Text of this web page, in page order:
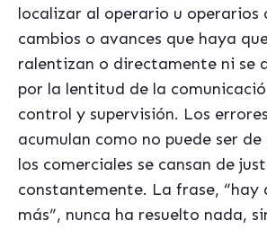
localizar al operario u operarios
cambios o avances que haya
ralentizan o directamente ni se
por la lentitud de la
control y supervisión. Los
acumulan como no puede ser
los comerciales se cansan de
constantemente. La frase, “hay
más”, nunca ha resuelto nada,